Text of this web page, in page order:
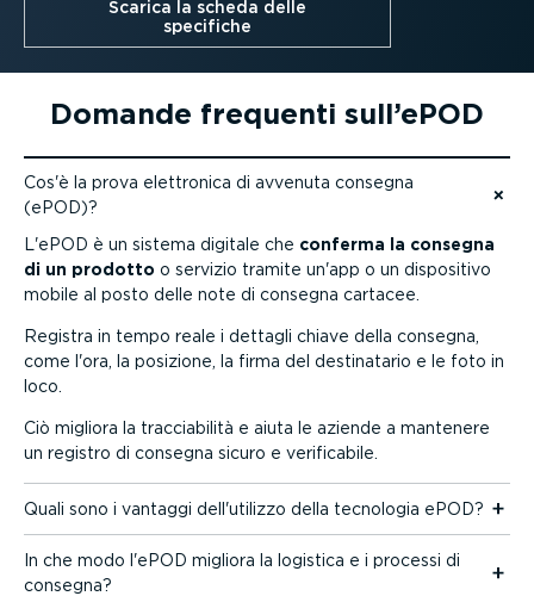
Scarica la scheda delle
specifiche
Domande frequenti sull’ePOD
Cos'è la prova elettronica di avvenuta consegna
(ePOD)?
Vai ai contenuti
L'ePOD è un sistema digitale che conferma la consegna
di un prodotto o servizio tramite un'app o un dispositivo
mobile al posto delle note di consegna cartacee.
Registra in tempo reale i dettagli chiave della consegna,
come l'ora, la posizione, la firma del desti­na­tario e le foto in
loco.
Ciò migliora la traccia­bilità e aiuta le aziende a mantenere
un registro di consegna sicuro e verifi­cabile.
Quali sono i vantaggi dell'utilizzo della tecnologia ePOD?
In che modo l'ePOD migliora la logistica e i processi di
consegna?